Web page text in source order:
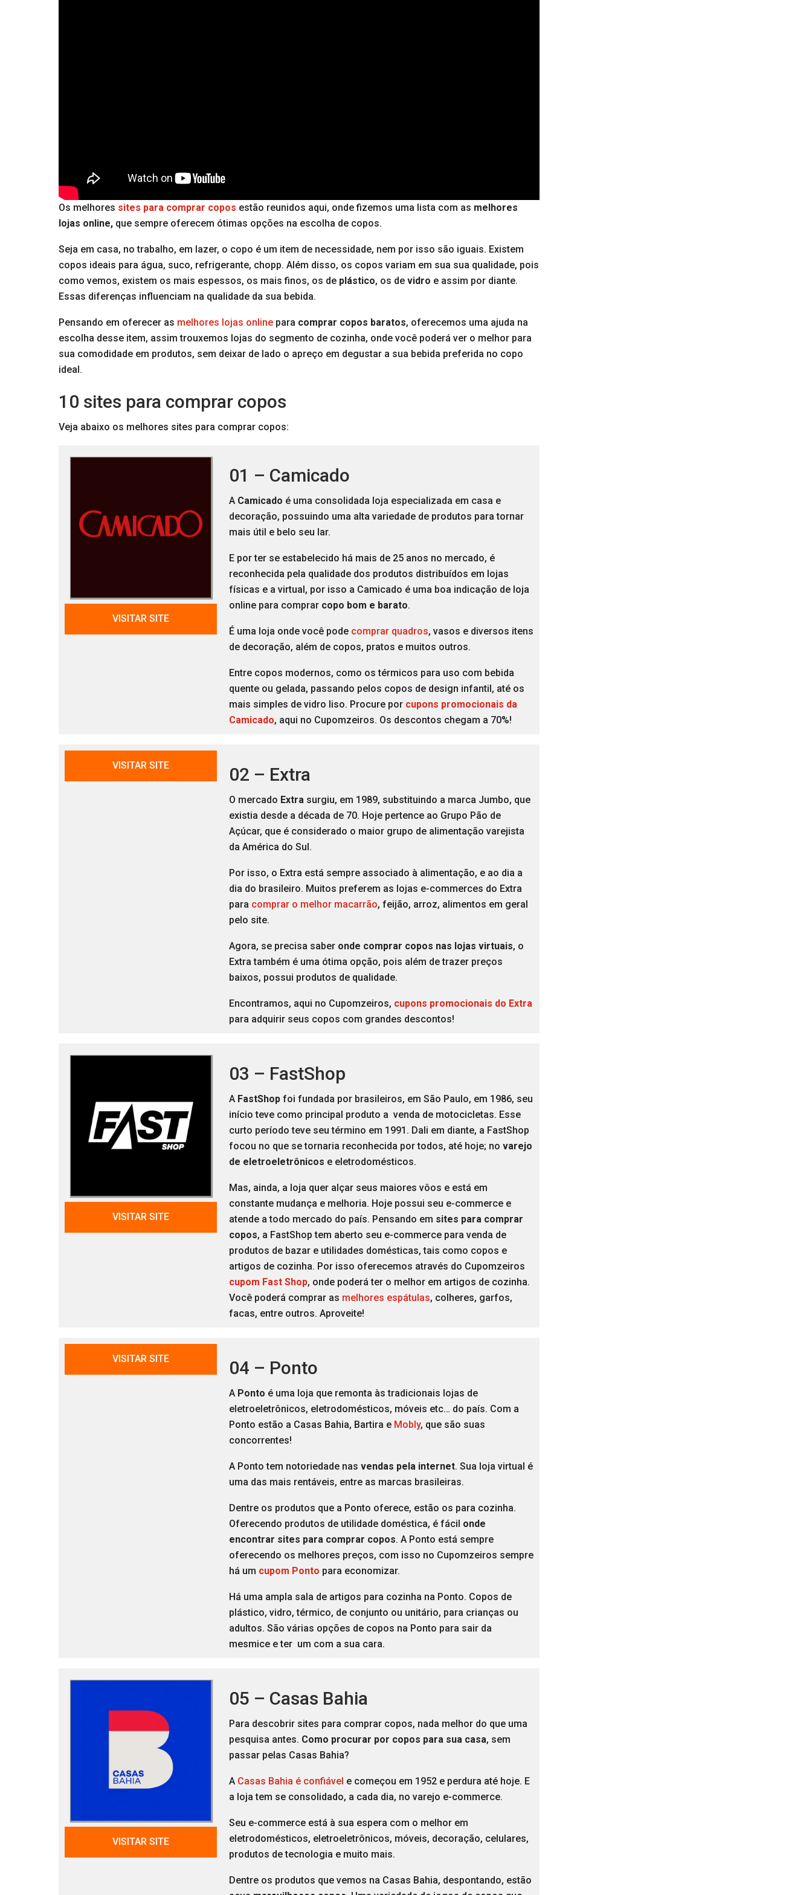
Os melhores sites para comprar copos estão reunidos aqui, onde fizemos uma lista com as melhores
lojas online, que sempre oferecem ótimas opções na escolha de copos.
Seja em casa, no trabalho, em lazer, o copo é um item de necessidade, nem por isso são iguais. Existem
copos ideais para água, suco, refrigerante, chopp. Além disso, os copos variam em sua sua qualidade, pois
como vemos, existem os mais espessos, os mais finos, os de plástico, os de vidro e assim por diante.
Essas diferenças influenciam na qualidade da sua bebida.
Pensando em oferecer as melhores lojas online para comprar copos baratos, oferecemos uma ajuda na
escolha desse item, assim trouxemos lojas do segmento de cozinha, onde você poderá ver o melhor para
sua comodidade em produtos, sem deixar de lado o apreço em degustar a sua bebida preferida no copo
ideal.
10 sites para comprar copos
Veja abaixo os melhores sites para comprar copos:
VISITAR SITE
01 – Camicado
A Camicado é uma consolidada loja especializada em casa e
decoração, possuindo uma alta variedade de produtos para tornar
mais útil e belo seu lar.
E por ter se estabelecido há mais de 25 anos no mercado, é
reconhecida pela qualidade dos produtos distribuídos em lojas
físicas e a virtual, por isso a Camicado é uma boa indicação de loja
online para comprar copo bom e barato.
É uma loja onde você pode comprar quadros, vasos e diversos itens
de decoração, além de copos, pratos e muitos outros.
Entre copos modernos, como os térmicos para uso com bebida
quente ou gelada, passando pelos copos de design infantil, até os
mais simples de vidro liso. Procure por cupons promocionais da
Camicado, aqui no Cupomzeiros. Os descontos chegam a 70%!
VISITAR SITE 02 – Extra
O mercado Extra surgiu, em 1989, substituindo a marca Jumbo, que
existia desde a década de 70. Hoje pertence ao Grupo Pão de
Açúcar, que é considerado o maior grupo de alimentação varejista
da América do Sul.
Por isso, o Extra está sempre associado à alimentação, e ao dia a
dia do brasileiro. Muitos preferem as lojas e-commerces do Extra
para comprar o melhor macarrão, feijão, arroz, alimentos em geral
pelo site.
Agora, se precisa saber onde comprar copos nas lojas virtuais, o
Extra também é uma ótima opção, pois além de trazer preços
baixos, possui produtos de qualidade.
Encontramos, aqui no Cupomzeiros, cupons promocionais do Extra
para adquirir seus copos com grandes descontos!
VISITAR SITE
03 – FastShop
A FastShop foi fundada por brasileiros, em São Paulo, em 1986, seu
início teve como principal produto a venda de motocicletas. Esse
curto período teve seu término em 1991. Dali em diante, a FastShop
focou no que se tornaria reconhecida por todos, até hoje; no varejo
de eletroeletrônicos e eletrodomésticos.
Mas, ainda, a loja quer alçar seus maiores vôos e está em
constante mudança e melhoria. Hoje possui seu e-commerce e
atende a todo mercado do país. Pensando em sites para comprar
copos, a FastShop tem aberto seu e-commerce para venda de
produtos de bazar e utilidades domésticas, tais como copos e
artigos de cozinha. Por isso oferecemos através do Cupomzeiros
cupom Fast Shop, onde poderá ter o melhor em artigos de cozinha.
Você poderá comprar as melhores espátulas, colheres, garfos,
facas, entre outros. Aproveite!
VISITAR SITE 04 – Ponto
A Ponto é uma loja que remonta às tradicionais lojas de
eletroeletrônicos, eletrodomésticos, móveis etc… do país. Com a
Ponto estão a Casas Bahia, Bartira e Mobly, que são suas
concorrentes!
A Ponto tem notoriedade nas vendas pela internet. Sua loja virtual é
uma das mais rentáveis, entre as marcas brasileiras.
Dentre os produtos que a Ponto oferece, estão os para cozinha.
Oferecendo produtos de utilidade doméstica, é fácil onde
encontrar sites para comprar copos. A Ponto está sempre
oferecendo os melhores preços, com isso no Cupomzeiros sempre
há um cupom Ponto para economizar.
Há uma ampla sala de artigos para cozinha na Ponto. Copos de
plástico, vidro, térmico, de conjunto ou unitário, para crianças ou
adultos. São várias opções de copos na Ponto para sair da
mesmice e ter um com a sua cara.
VISITAR SITE
05 – Casas Bahia
Para descobrir sites para comprar copos, nada melhor do que uma
pesquisa antes. Como procurar por copos para sua casa, sem
passar pelas Casas Bahia?
A Casas Bahia é confiável e começou em 1952 e perdura até hoje. E
a loja tem se consolidado, a cada dia, no varejo e-commerce.
Seu e-commerce está à sua espera com o melhor em
eletrodomésticos, eletroeletrônicos, móveis, decoração, celulares,
produtos de tecnologia e muito mais.
Dentre os produtos que vemos na Casas Bahia, despontando, estão